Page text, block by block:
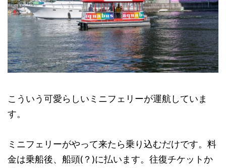
こういう可愛らしいミニフェリーが運航していま
す。
ミニフェリーがやって来たら乗り込むだけです。料
金は乗船後、船頭(？)に払います。往復チケットか